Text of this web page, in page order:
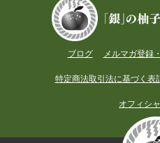
ブログ メルマガ登録
特定商法取引法に基づく表
オフィシ